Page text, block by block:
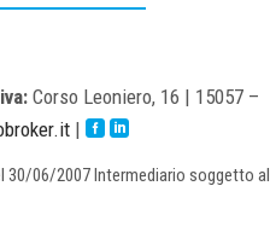
Corso Leoniero, 16 | 15057 –
|  
30/06/2007 Intermediario soggetto al